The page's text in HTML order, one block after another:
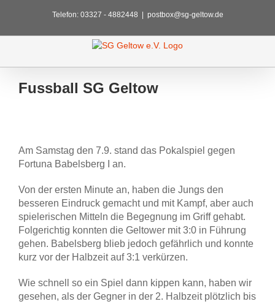
Telefon: 03327 - 4882448 postbox@sg-geltow.de
Fussball SG Geltow
Bild
Am Samstag den 7.9. stand das Pokalspiel gegen
Fortuna Babelsberg I an.
Von der ersten Minute an, haben die Jungs den
besseren Eindruck gemacht und mit Kampf, aber auch
spielerischen Mitteln die Begegnung im Griff gehabt.
Folgerichtig konnten die Geltower mit 3:0 in Führung
gehen. Babelsberg blieb jedoch gefährlich und konnte
kurz vor der Halbzeit auf 3:1 verkürzen.
Wie schnell so ein Spiel dann kippen kann, haben wir
gesehen, als der Gegner in der 2. Halbzeit plötzlich bis